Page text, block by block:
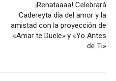
¡Renataaaa! Celebrará
Cadereyta día del amor y la
amistad con la proyección de
«Amar te Duele» y «Yo Antes
de Ti»